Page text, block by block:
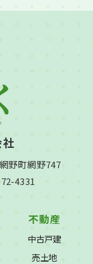
社
野町網野747
4331
不動産
中古戸建
売土地